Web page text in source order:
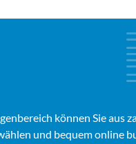
können Sie aus
und bequem online